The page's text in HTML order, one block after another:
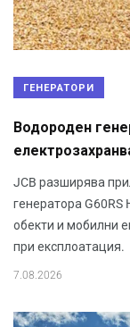
ГЕНЕРАТОРИ
Водороден
JCB разширява
генератора G60RS
обекти и мобилни
при експлоатация.
7.08.2026